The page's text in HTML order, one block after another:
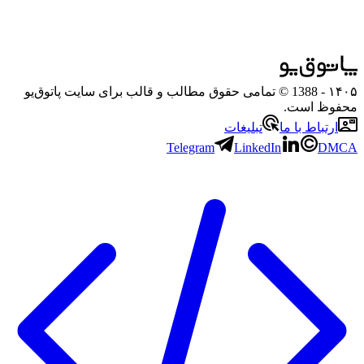
۱۴۰۵
- 1388 © تمامی حقوق مطالب و قالب برای سایت پاتوق‌یو
محفوظ است.
ارتباط با ما
تبلیغات
Telegram
LinkedIn DMCA